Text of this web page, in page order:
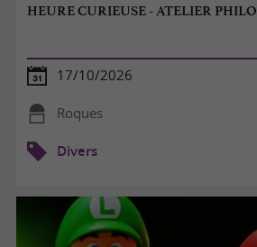
HEURE CURIEUSE - ATELIER PHILO
17/10/2026
Roques
Divers